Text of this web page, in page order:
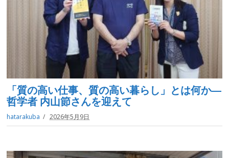
「質の高い仕事、質の高い暮らし」とは何か―
哲学者 内山節さんを迎えて
hatarakuba 2026年5月9日